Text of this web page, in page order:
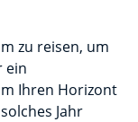
zu reisen, um
ein
Ihren Horizont
Jahr